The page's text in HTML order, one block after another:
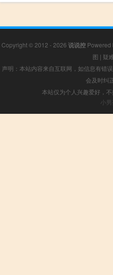
Copyright © 2012 - 2026 说说控 Powered
图 | 疑
声明：本站内容来自互联网，如信息有错
会及时纠
本站仅为个人兴趣爱好，
小男